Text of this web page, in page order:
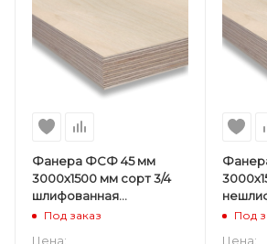
Фанера ФСФ 45 мм
3000х1500 мм сорт 3/4
шлифованная
березовая
Под заказ
Цена:
Под
Цена: